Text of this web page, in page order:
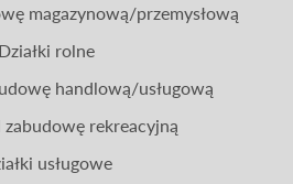
magazynową/przemysłową
Działki rolne
handlową/usługową
zabudowę rekreacyjną
usługowe